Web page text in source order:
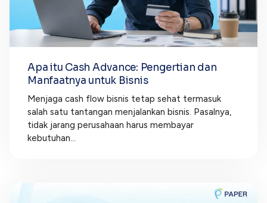
Apa itu Cash Advance: Pengertian dan
Manfaatnya untuk Bisnis
Menjaga cash flow bisnis tetap sehat termasuk
salah satu tantangan menjalankan bisnis. Pasalnya,
tidak jarang perusahaan harus membayar
kebutuhan...